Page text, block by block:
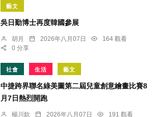
藝文
吳日勤博士再度韓國參展
胡月 2026年八月07日
164 觀看
0 分享
社會 生活 藝文
中捷跨界聯名綠美圖第二屆兒童創意繪畫比賽8
月7日熱烈開跑
楊川欽 2026年八月07日
191 觀看